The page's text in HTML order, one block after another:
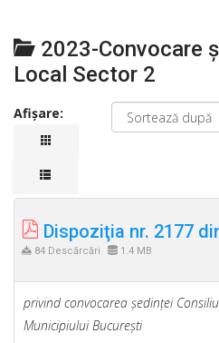
2023-Convocare
Local Sector 2
Afișare:
Dispoziţia nr. 2177
84 Descărcări 1.4 MB
privind convocarea şedinţei
Municipiului Bucureşti